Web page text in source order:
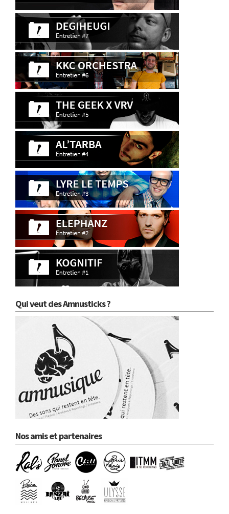
Qui veut des Amnusticks ?
Nos amis et partenaires